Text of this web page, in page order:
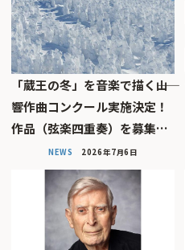
「蔵王の冬」を音楽で描く――山
響作曲コンクール実施決定！
作品（弦楽四重奏）を募集…
NEWS 2026年7月6日